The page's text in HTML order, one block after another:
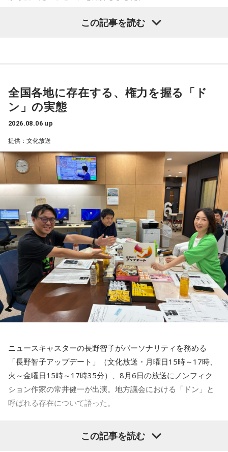
今回の訪問を通じて、馬が競技や競走だけではなく、さまざ
ごくうれしかったし、かわいい遥香先生も、かっこいい遥香
先生もたくさん観ることができて、大満足のライブでした！
アンコールのときに披露していた『551蓬莱』のCMのモノマ
ネも関西ならではで、私も昔から観ていたので、とても楽し
きましたが、体調に気を付けて最後まで駆け抜けてくださ
い！ ずっとずっと大好きです！」（兵庫県 20歳）
◆「真夏の全国ツアー2026」大阪公演裏話
賀喜：大阪公演2日目の私は、横結びみたいなサイドテールに
してみたんです。それがリスナーちゃんも意図せずというか
お揃いだったんだね！ うれしい～！
私も生まれたところが大阪なので、大阪でのライブは特別な
んですよ。家族や親戚も観に来てくれていて、それもうれし
かったから頑張れたし、「551」も食べたし（笑）。あと、
たこ焼きも「りくろーおじさんの店」のチーズケーキも食べ
た！
それに、いつも大阪でライブをするとき、私の親戚の皆さん
がぶどうの差し入れをしてくれるの。それも食べた！ メンバ
大阪公演の前の日もお仕事だったんですけど、そのお仕事が
終わったらすぐ大阪に帰って、ちょっとだけ（愛猫の）まろ
んにも会えたんですよ。それで、その次の日にライブをし
て、家族が観に来てくれて、帰ったという大阪ライフでした
ね。
「551の豚まんがあるとき？ ないとき？」っていうCMがある
この記事を読む
全国各地に存在する、権力を握る「ド
ン」の実態
2026.08.06 up
提供：文化放送
ニュースキャスターの長野智子がパーソナリティを務める
「長野智子アップデート」（文化放送・月曜日15時～17時、
火～金曜日15時～17時35分）、8月6日の放送にノンフィク
ション作家の常井健一が出演。地方議会における「ドン」と
呼ばれる存在について語った。
鈴木敏夫（文化放送解説委員）
「福岡県議会で浮上した、議
長ポストをめぐる現金授受疑惑です。その渦中にいる藏内勇
この記事を読む